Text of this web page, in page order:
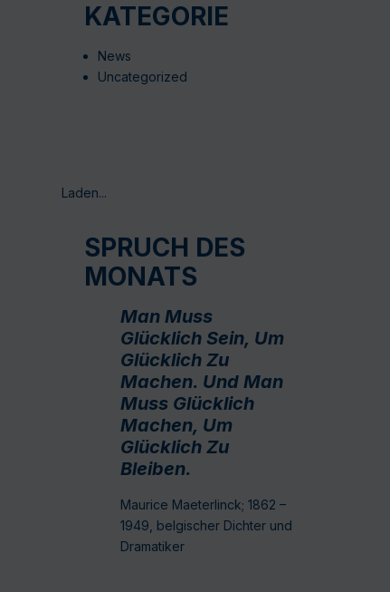
KATEGORIE
News
Uncategorized
Laden...
SPRUCH DES
MONATS
Man Muss
Glücklich Sein, Um
Glücklich Zu
Machen. Und Man
Muss Glücklich
Machen, Um
Glücklich Zu
Bleiben.
Maurice Maeterlinck; 1862 –
1949, belgischer Dichter und
Dramatiker